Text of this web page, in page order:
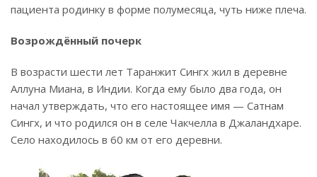
пациента родинку в форме полумесяца, чуть ниже плеча.
Возрождённый почерк
В возрасти шести лет Таранжит Сингх жил в деревне
Аллуна Миана, в Индии. Когда ему было два года, он
начал утверждать, что его настоящее имя — Сатнам
Сингх, и что родился он в селе Чакчелла в Джаландхаре.
Село находилось в 60 км от его деревни.